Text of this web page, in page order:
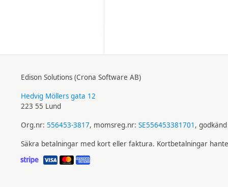
Edison Solutions (Crona Software AB)
Hedvig Möllers gata 12
223 55 Lund
Org.nr: 556453-3817, momsreg.nr: SE556453381701 ,
Säkra betalningar med kort eller faktura. Kortbetalningar